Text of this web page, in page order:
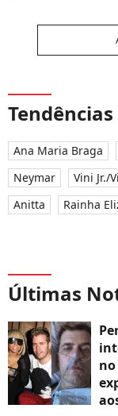
Tendências
Ana Maria Braga
Neymar
Vini Jr./
Anitta
Rainha
Últimas